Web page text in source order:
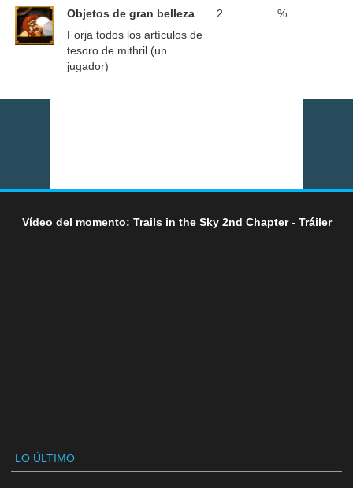
Objetos de gran belleza
Forja todos los artículos de
tesoro de mithril (un
jugador)
2 %
Vídeo del momento: Trails in the Sky 2nd Chapter - Tráiler
LO ÚLTIMO